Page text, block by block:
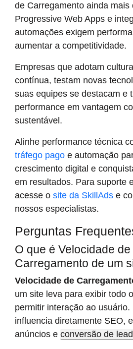
de Carregamento ainda mais
Progressive Web Apps e
automações exigem
aumentar a competitividade.
Empresas que adotam
contínua, testam novas
suas equipes se destacam e
performance em vantagem
sustentável.
Alinhe performance técnica
tráfego pago e automação
crescimento digital e
em resultados. Para suporte
acesse o site da SkillAds e
nossos especialistas.
Perguntas
O que é Velocidade de
Carregamento de um
Velocidade de
um site leva para exibir todo
permitir interação ao usuário.
influencia diretamente SEO,
anúncios e conversão de